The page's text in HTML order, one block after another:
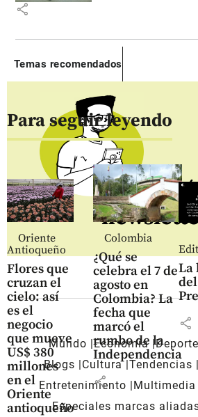
share
Temas recomendados
Para seguir leyendo
Oriente
Antioqueño
Flores que
cruzan el
cielo: así
es el
negocio
que mueve
US$ 380
millones
en el
Oriente
antioqueño
Colombia
¿Qué se
celebra el 7 de
agosto en
Colombia? La
fecha que
marcó el
rumbo de la
Independencia
share
La
share
Mundo Economía
Blogs
Cultura Tendencias
Entretenimiento
Multimedia
Especiales marcas